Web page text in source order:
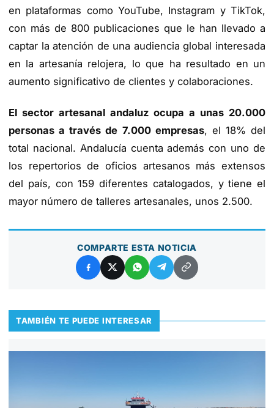
en plataformas como YouTube, Instagram y TikTok,
con más de 800 publicaciones que le han llevado a
captar la atención de una audiencia global interesada
en la artesanía relojera, lo que ha resultado en un
aumento significativo de clientes y colaboraciones.
El sector artesanal andaluz ocupa a unas 20.000
personas a través de 7.000 empresas, el 18% del
total nacional. Andalucía cuenta además con uno de
los repertorios de oficios artesanos más extensos
del país, con 159 diferentes catalogados, y tiene el
mayor número de talleres artesanales, unos 2.500.
COMPARTE ESTA NOTICIA
TAMBIÉN TE PUEDE INTERESAR